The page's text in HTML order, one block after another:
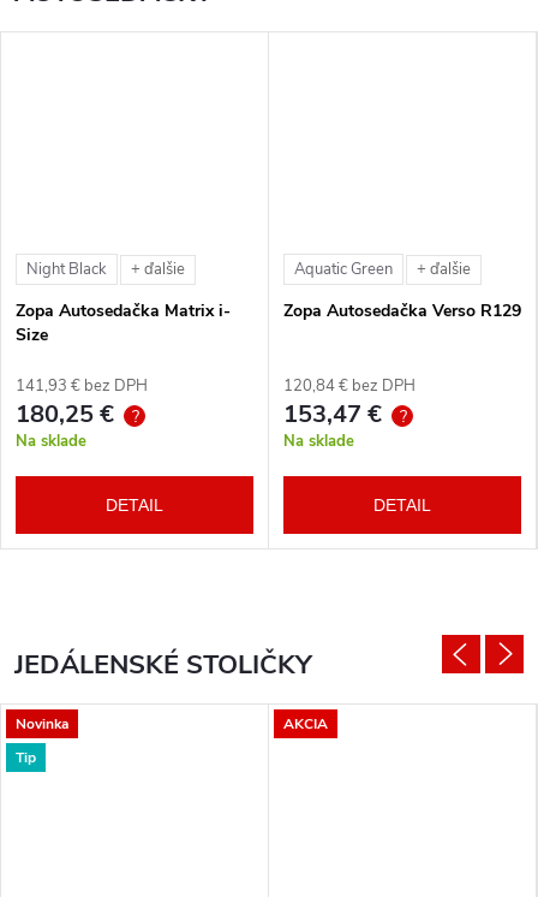
Night Black + ďalšie
Zopa Autosedačka Matrix i-
Size
141,93 € bez DPH
180,25 € ?
Na sklade
DETAIL
Aquatic Green + ďalšie
Zopa Autosedačka Verso R129
120,84 € bez DPH
153,47 € ?
Na sklade
DETAIL
JEDÁLENSKÉ STOLIČKY
Novinka
Tip
AKCIA